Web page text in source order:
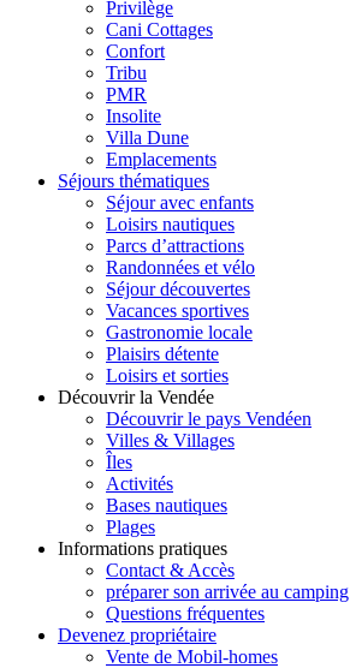
Privilège
Cani Cottages
Confort
Tribu
PMR
Insolite
Villa Dune
Emplacements
Séjours thématiques
Séjour avec enfants
Loisirs nautiques
Parcs d’attractions
Randonnées et vélo
Séjour découvertes
Vacances sportives
Gastronomie locale
Plaisirs détente
Loisirs et sorties
Découvrir la Vendée
Découvrir le pays Vendéen
Villes & Villages
Îles
Activités
Bases nautiques
Plages
Informations pratiques
Contact & Accès
préparer son arrivée au camping
Questions fréquentes
Devenez propriétaire
Vente de Mobil-homes